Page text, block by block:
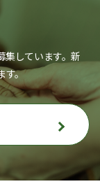
集しています。新
す。